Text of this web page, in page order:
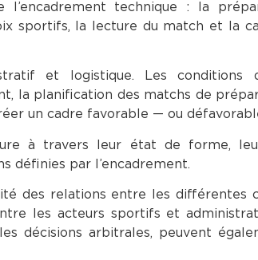
technique : la
sportifs, la lecture du match et la
et logistique. Les conditions
la planification des matchs de
un cadre favorable — ou
à travers leur état de forme,
définies par l’encadrement.
des relations entre les différentes
les acteurs sportifs et
décisions arbitrales, peuvent